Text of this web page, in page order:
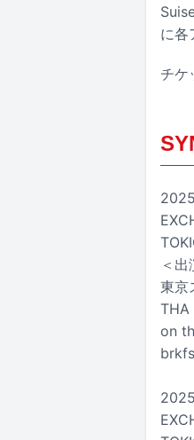
に各
チケ
＜出
東京
THA
on